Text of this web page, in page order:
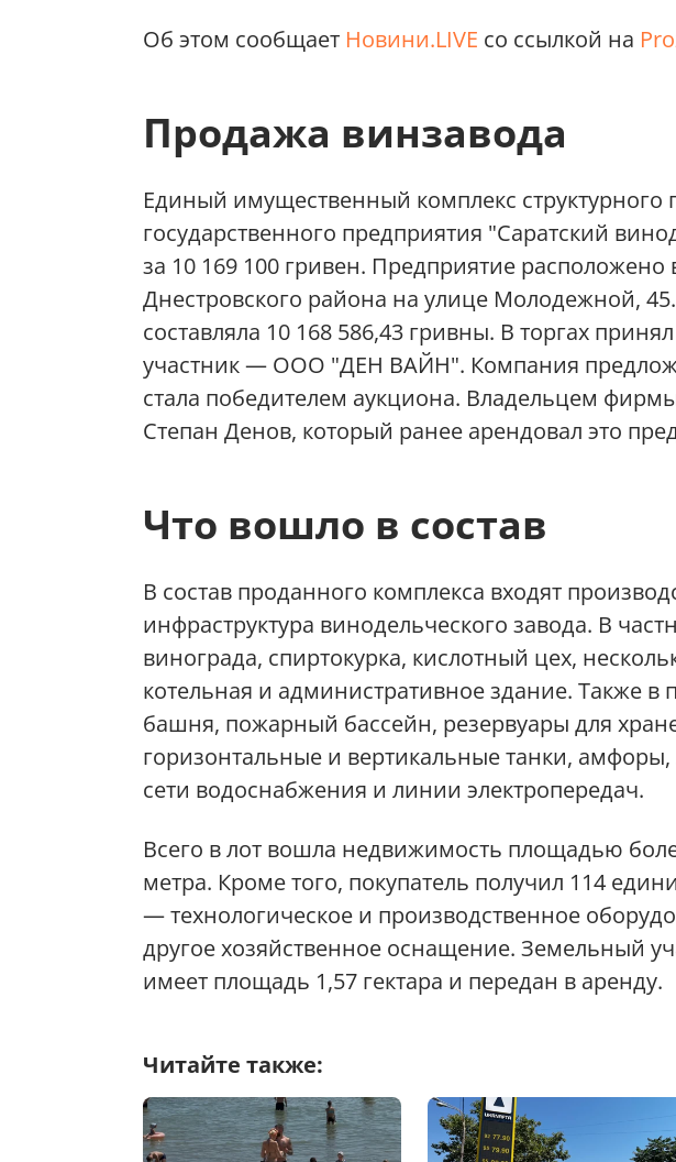
Об этом сообщает Новини.LIVE со ссылкой на
Продажа винзавода
Единый имущественный комплекс структурного
государственного предприятия "Саратский
за 10 169 100 гривен. Предприятие расположено
Днестровского района на улице Молодежной,
составляла 10 168 586,43 гривны. В торгах
участник — ООО "ДЕН ВАЙН". Компания
стала победителем аукциона. Владельцем
Степан Денов, который ранее арендовал это
Что вошло в состав
В состав проданного комплекса входят
инфраструктура винодельческого завода. В
винограда, спиртокурка, кислотный цех,
котельная и административное здание. Также в
башня, пожарный бассейн, резервуары для
горизонтальные и вертикальные танки, амфоры,
сети водоснабжения и линии электропередач.
Всего в лот вошла недвижимость площадью
метра. Кроме того, покупатель получил 114
— технологическое и производственное
другое хозяйственное оснащение. Земельный
имеет площадь 1,57 гектара и передан в аренду.
Читайте также: